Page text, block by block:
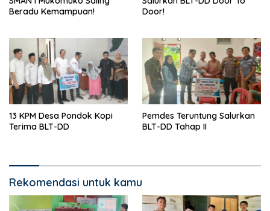
Beradu Kemampuan!
Door!
13 KPM Desa Pondok Kopi
Terima BLT-DD
Pemdes Teruntung Salurkan
BLT-DD Tahap II
Rekomendasi untuk kamu